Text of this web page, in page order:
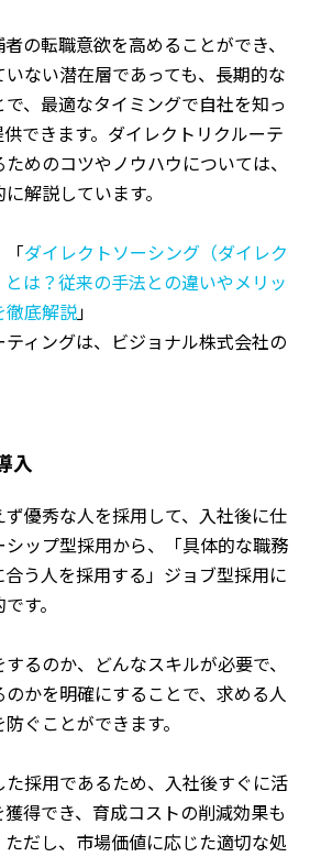
の転職意欲を高めることができ、
ない潜在層であっても、長期的な
、最適なタイミングで自社を知っ
できます。ダイレクトリクルーテ
めのコツやノウハウについては、
解説しています。
「ダイレクトソーシング（ダイレク
とは？従来の手法との違いやメリッ
徹底解説」
ィングは、ビジョナル株式会社の
入
優秀な人を採用して、入社後に仕
ップ型採用から、「具体的な職務
う人を採用する」ジョブ型採用に
す。
るのか、どんなスキルが必要で、
かを明確にすることで、求める人
ぐことができます。
た採用であるため、入社後すぐに活
得でき、育成コストの削減効果も
だし、市場価値に応じた適切な処